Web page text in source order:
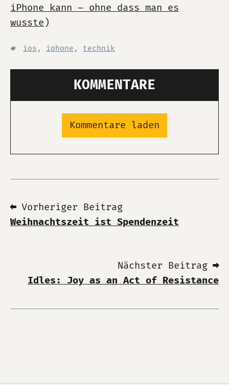
iPhone kann – ohne dass man es
wusste )
ios , iphone , technik
KOMMENTARE
Kommentare laden
⬅ Vorheriger Beitrag
Weihnachtszeit ist Spendenzeit
Nächster Beitrag ➡
Idles: Joy as an Act of Resistance